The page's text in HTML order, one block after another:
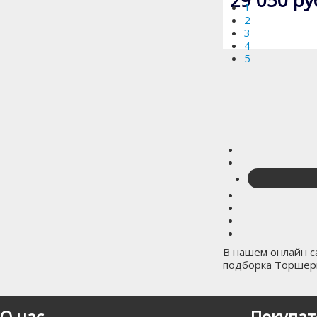
1
2
3
4
5
В нашем онлайн
подборка